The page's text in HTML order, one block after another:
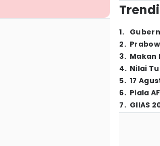
1.
2.
3. Makan
4. Nilai
5. 17
6. Piala
7. GIIAS